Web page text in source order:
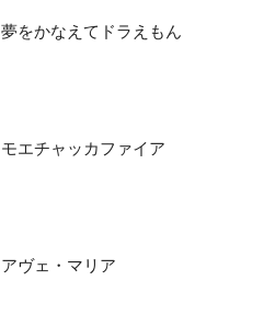
夢をかなえてドラえもん
モエチャッカファイア
アヴェ・マリア